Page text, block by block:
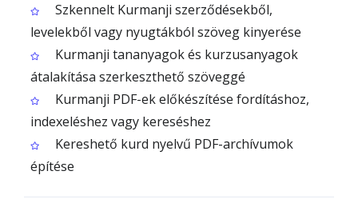
Szkennelt Kurmanji szerződésekből,
levelekből vagy nyugtákból szöveg kinyerése
Kurmanji tananyagok és kurzusanyagok
átalakítása szerkeszthető szöveggé
Kurmanji PDF-ek előkészítése fordításhoz,
indexeléshez vagy kereséshez
Kereshető kurd nyelvű PDF-archívumok
építése